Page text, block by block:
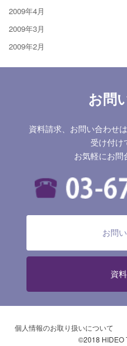
2009年4月
2009年3月
2009年2月
お問
資料請求、お問い合わせ
受け付け
お気軽にお問
お問
資
個人情報のお取り扱いについて
©2018 HIDEO